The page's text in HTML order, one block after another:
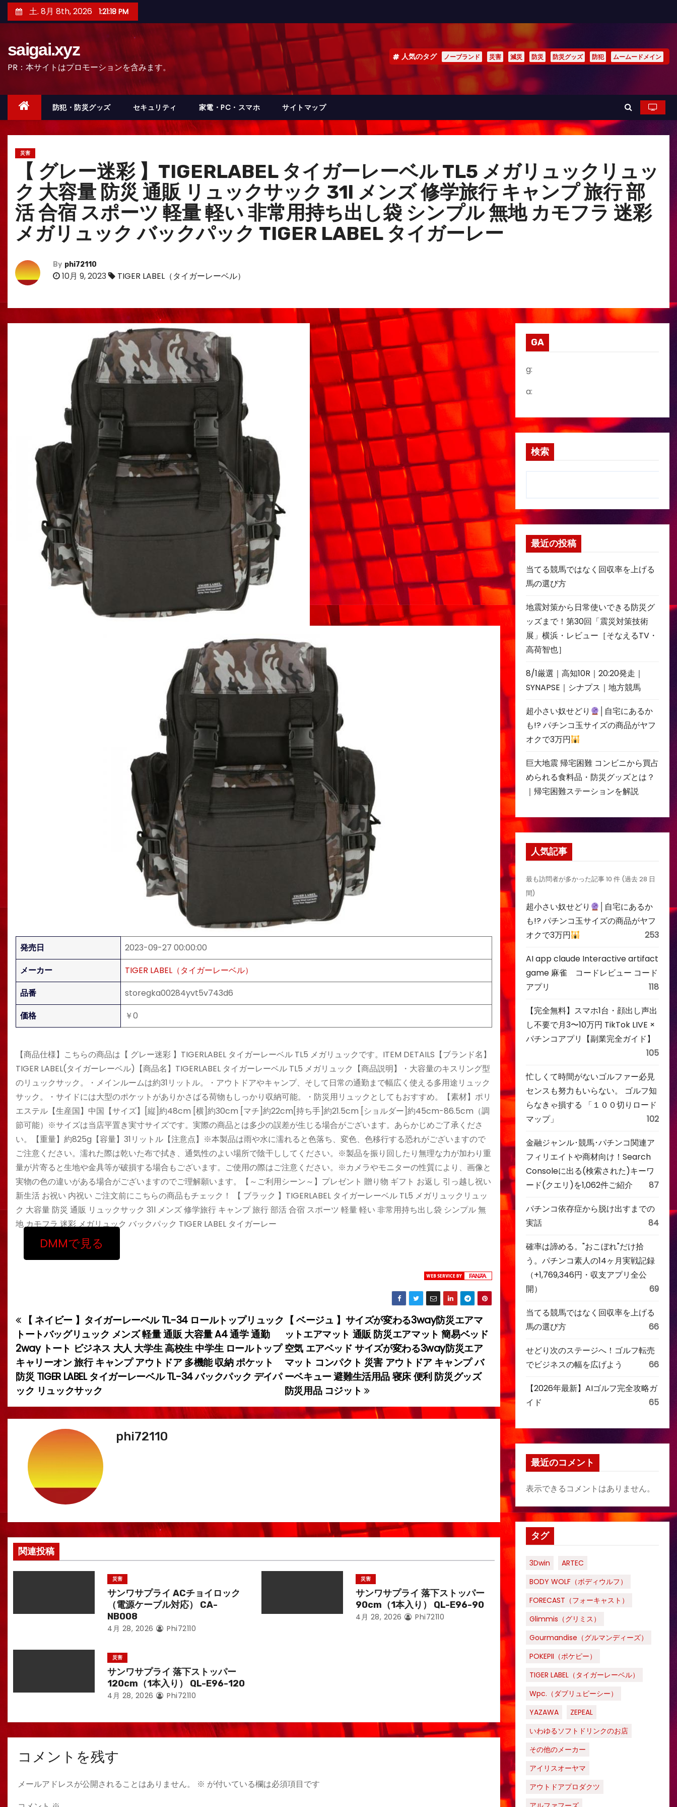
ン
ッ
土. 8月 8th, 2026 1:21:19 PM
saigai.xyz
PR：本サイトはプロモーションを含みます。
人気のタグ ノーブランド 災害 減災 防災 防災グッズ 防犯 ムームードメイン
防犯・防災グッズ セキュリティ 家電・PC・スマホ サイトマップ
災害
【 グレー迷彩 】TIGERLABEL タイガーレーベル TL5 メガリュックリュッ
ク 大容量 防災 通販 リュックサック 31l メンズ 修学旅行 キャンプ 旅行 部
活 合宿 スポーツ 軽量 軽い 非常用持ち出し袋 シンプル 無地 カモフラ 迷彩
メガリュック バックパック TIGER LABEL タイガーレー
By phi72110
10月 9, 2023 TIGER LABEL（タイガーレーベル）
発売日
2023-09-27 00:00:00
メーカー
TIGER LABEL（タイガーレーベル）
品番
storegka00284yvt5v743d6
価格
￥0
【商品仕様】こちらの商品は【 グレー迷彩 】TIGERLABEL タイガーレーベル TL5 メガリュックです。ITEM DETAILS【ブランド名】
TIGER LABEL(タイガーレーベル)【商品名】TIGERLABEL タイガーレーベル TL5 メガリュック【商品説明】・大容量のキスリング型
のリュックサック。・メインルームは約31リットル。・アウトドアやキャンプ、そして日常の通勤まで幅広く使える多用途リュック
サック。・サイドには大型のポケットがありかさばる荷物もしっかり収納可能。・防災用リュックとしてもおすすめ。【素材】ポリ
エステル【生産国】中国【サイズ】[縦]約48cm [横]約30cm [マチ]約22cm[持ち手]約21.5cm [ショルダー]約45cm-86.5cm（調
節可能）※サイズは当店平置き実寸サイズです。実際の商品とは多少の誤差が生じる場合がございます。あらかじめご了承くださ
い。【重量】約825g【容量】31リットル【注意点】※本製品は雨や水に濡れると色落ち、変色、色移行する恐れがございますので
ご注意ください。濡れた際は乾いた布で拭き、通気性のよい場所で陰干ししてください。※製品を振り回したり無理な力が加わり重
量が片寄ると生地や金具等が破損する場合もございます。ご使用の際はご注意ください。※カメラやモニターの性質により、画像と
実物の色の違いがある場合がございますのでご理解願います。【～ご利用シーン～】プレゼント 贈り物 ギフト お返し 引っ越し祝い
新生活 お祝い 内祝い ご注文前にこちらの商品もチェック！ 【 ブラック 】TIGERLABEL タイガーレーベル TL5 メガリュックリュッ
ク 大容量 防災 通販 リュックサック 31l メンズ 修学旅行 キャンプ 旅行 部活 合宿 スポーツ 軽量 軽い 非常用持ち出し袋 シンプル 無
地 カモフラ 迷彩 メガリュック バックパック TIGER LABEL タイガーレー
DMMで見る
投
稿
ナ
ビ
ゲ
シ
ョ
【 ベージュ 】サイズが変わる3way防災エアマ
ットエアマット 通販 防災エアマット 簡易ベッド
空気 エアベッド サイズが変わる3way防災エア
マット コンパクト 災害 アウトドア キャンプ バ
ーベキュー 避難生活用品 寝床 便利 防災グッズ
防災用品 コジット
【 ネイビー 】タイガーレーベル TL-34 ロールトップリュック
トートバッグリュック メンズ 軽量 通販 大容量 A4 通学 通勤
2way トート ビジネス 大人 大学生 高校生 中学生 ロールトップ
キャリーオン 旅行 キャンプ アウトドア 多機能 収納 ポケット
防災 TIGER LABEL タイガーレーベル TL-34 バックパック デイパ
ック リュックサック
phi72110
関連投稿
災害
サンワサプライ ACチョイロック
（電源ケーブル対応） CA-
NB008
4月 28, 2026 Phi72110
災害
サンワサプライ 落下ストッパー
90cm（1本入り） QL-E96-90
4月 28, 2026 Phi72110
災害
サンワサプライ 落下ストッパー
120cm（1本入り） QL-E96-120
4月 28, 2026 Phi72110
コメントを残す
メールアドレスが公開されることはありません。 ※ が付いている欄は必須項目です
GA
g:
a:
検索
最近の投稿
当てる競馬ではなく回収率を上げる
馬の選び方
地震対策から日常使いできる防災グ
ッズまで！第30回「震災対策技術
展」横浜・レビュー［そなえるTV・
高荷智也］
8/1厳選｜高知10R｜20:20発走｜
SYNAPSE｜シナプス｜地方競馬
超小さい奴せどり
│自宅にあるか
も!? パチンコ玉サイズの商品がヤフ
オクで3万円
巨大地震 帰宅困難 コンビニから買占
められる食料品・防災グッズとは？
｜帰宅困難ステーションを解説
人気記事
最も訪問者が多かった記事 10 件 (過去 28 日
間)
超小さい奴せどり
│自宅にあるか
も!? パチンコ玉サイズの商品がヤフ
オクで3万円
253
AI app claude Interactive artifact
game 麻雀 コードレビュー コード
アプリ
118
【完全無料】スマホ1台・顔出し声出
し不要で月3〜10万円 TikTok LIVE ×
パチンコアプリ【副業完全ガイド】
105
忙しくて時間がないゴルファー必見
センスも努力もいらない。 ゴルフ知
らなきゃ損する 「１００切りロード
マップ」
102
金融ジャンル･競馬･パチンコ関連ア
フィリエイトや商材向け！Search
Consoleに出る(検索された)キーワ
ード(クエリ)を1,062件ご紹介
87
パチンコ依存症から脱け出すまでの
実話
84
確率は諦める。"おこぼれ"だけ拾
う。パチンコ素人の14ヶ月実戦記録
（+1,769,346円・収支アプリ全公
開）
69
当てる競馬ではなく回収率を上げる
馬の選び方
66
せどり次のステージへ！ゴルフ転売
でビジネスの幅を広げよう
66
【2026年最新】AIゴルフ完全攻略ガ
イド
65
最近のコメント
表示できるコメントはありません。
タグ
3Dwin
ARTEC
BODY WOLF（ボディウルフ）
FORECAST（フォーキャスト）
Glimmis（グリミス）
Gourmandise（グルマンディーズ）
POKEPII（ポケピー）
TIGER LABEL（タイガーレーベル）
Wpc.（ダブリュピーシー）
YAZAWA
ZEPEAL
いわゆるソフトドリンクのお店
その他のメーカー
アイリスオーヤマ
アウトドアプロダクツ